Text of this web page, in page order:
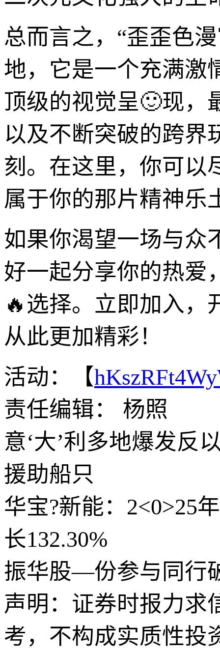
总而言之，“歪歪色
地，它是一个充满激
顶级的视觉呈🙂现，
以及不断突破的跨界
刻。在这里，你可以
属于你的那片精神乐
如果你渴望一场与众
好一起分享你的热爱
🔥选择。立即加入，
从此更加精彩！
活动：【
责任编辑： 杨照
意‘大’利多地爆发反
援助船只
华宝?新能：2<0>25
长132.30%
振华股—份参与同行
声明：证券时报力求
考，不构成实质性投